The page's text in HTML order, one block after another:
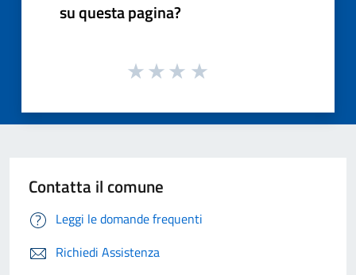
su questa pagina?
Contatta il comune
Leggi le domande frequenti
Richiedi Assistenza